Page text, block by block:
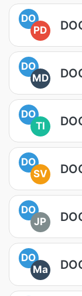
DO
PD
DO
MD
DO
TI
DO
SV
DO
JP
DO
Ma